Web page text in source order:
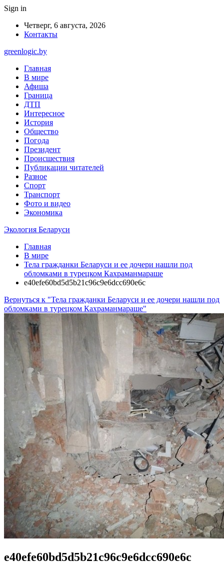
Sign in
Четверг, 6 августа, 2026
Контакты
greenlogic.by
Главная
В мире
Афиша
Граница
ДТП
Интересное
История
Общество
Погода
Президент
Происшествия
Публикации читателей
Разное
Спорт
Транспорт
Фото и видео
Экономика
Экология Беларуси
Главная
В мире
Тела гражданки Беларуси и ее дочери нашли под
обломками в турецком Кахраманмараше
e40efe60bd5d5b21c96c9e6dcc690e6c
Вернуться к "Тела гражданки Беларуси и ее дочери нашли под
обломками в турецком Кахраманмараше"
e40efe60bd5d5b21c96c9e6dcc690e6c